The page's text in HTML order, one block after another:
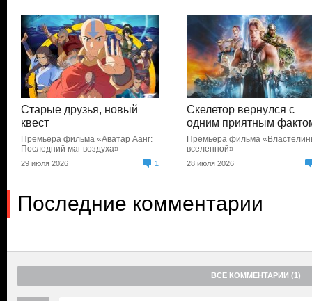
Старые друзья, новый
квест
Премьера фильма «Аватар Аанг:
Последний маг воздуха»
29 июля 2026 1
Скелетор вернулся с
одним приятным
Премьера фильма
вселенной»
28 июля 2026
Последние комментарии
ВСЕ КОММЕНТАРИИ (1)